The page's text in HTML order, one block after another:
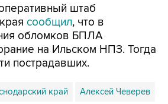
штаб
сообщил, что в
обломков БПЛА
на Ильском НПЗ. Тогда
пострадавших.
край Алексей Чеверев